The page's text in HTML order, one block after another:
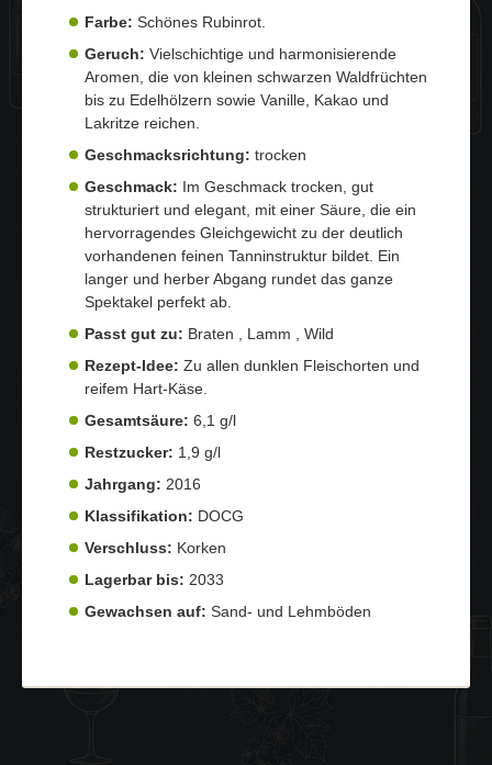
Farbe: Schönes Rubinrot.
Geruch: Vielschichtige und harmonisierende
Aromen, die von kleinen schwarzen Waldfrüchten
bis zu Edelhölzern sowie Vanille, Kakao und
Lakritze reichen.
Geschmacksrichtung: trocken
Geschmack: Im Geschmack trocken, gut
strukturiert und elegant, mit einer Säure, die ein
hervorragendes Gleichgewicht zu der deutlich
vorhandenen feinen Tanninstruktur bildet. Ein
langer und herber Abgang rundet das ganze
Spektakel perfekt ab.
Passt gut zu: Braten , Lamm , Wild
Rezept-Idee: Zu allen dunklen Fleischorten und
reifem Hart-Käse.
Gesamtsäure: 6,1 g/l
Restzucker: 1,9 g/l
Jahrgang: 2016
Klassifikation: DOCG
Verschluss: Korken
Lagerbar bis: 2033
Gewachsen auf: Sand- und Lehmböden